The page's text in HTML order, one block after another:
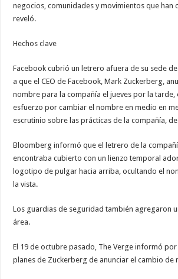
negocios, comunidades y movimientos que han
reveló.
Hechos clave
Facebook cubrió un letrero afuera de su sede
a que el CEO de Facebook, Mark Zuckerberg,
nombre para la compañía el jueves por la tarde,
esfuerzo por cambiar el nombre en medio en
escrutinio sobre las prácticas de la compañía,
Bloomberg informó que el letrero de la
encontraba cubierto con un lienzo temporal
logotipo de pulgar hacia arriba, ocultando el
la vista.
Los guardias de seguridad también agregaron
área.
El 19 de octubre pasado, The Verge informó
planes de Zuckerberg de anunciar el cambio de